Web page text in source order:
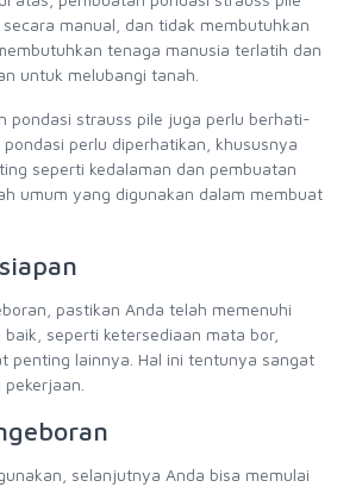
manual, dan tidak membutuhkan
tenaga manusia terlatih dan
untuk melubangi tanah.
pondasi strauss pile juga perlu berhati-
perlu diperhatikan, khususnya
seperti kedalaman dan pembuatan
umum yang digunakan dalam membuat
pastikan Anda telah memenuhi
seperti ketersediaan mata bor,
penting lainnya. Hal ini tentunya sangat
selanjutnya Anda bisa memulai